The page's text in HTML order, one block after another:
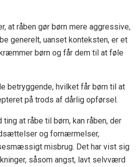
at råben gør børn mere aggressive,
generelt, uanset konteksten, er et
børn og får dem til at føle
betryggende, hvilket får børn til at
på trods af dårlig opførsel.
at råbe til børn, kan råben, der
og fornærmelser,
misbrug. Det har vist sig
såsom angst, lavt selvværd